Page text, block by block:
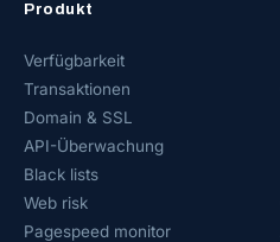
Produkt
Verfügbarkeit
Transaktionen
Domain & SSL
API-Überwachung
Black lists
Web risk
Pagespeed monitor